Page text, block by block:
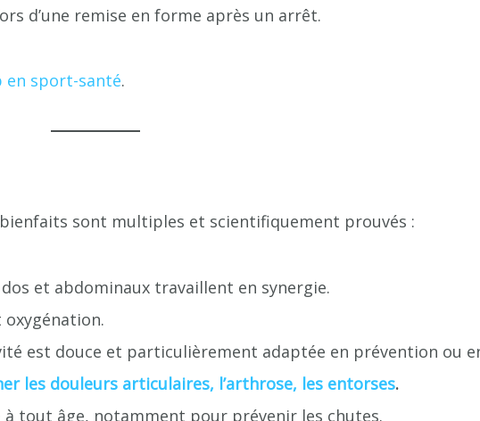
d’une remise en forme après un arrêt.
en sport-santé.
sont multiples et scientifiquement prouvés :
et abdominaux travaillent en synergie.
est douce et particulièrement adaptée en prévention ou
les douleurs articulaires, l’arthrose, les entorses.
à tout âge, notamment pour prévenir les chutes.